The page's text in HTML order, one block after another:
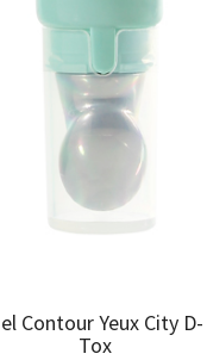
Contour Yeux City D-
Tox